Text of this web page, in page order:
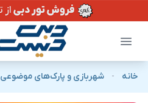
خانه - شهربازی و پارک‌های موضوعی